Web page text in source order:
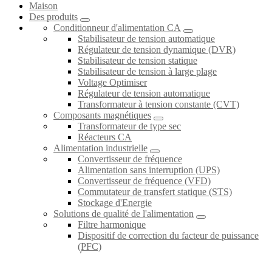
Maison
Des produits
Conditionneur d'alimentation CA
Stabilisateur de tension automatique
Régulateur de tension dynamique (DVR)
Stabilisateur de tension statique
Stabilisateur de tension à large plage
Voltage Optimiser
Régulateur de tension automatique
Transformateur à tension constante (CVT)
Composants magnétiques
Transformateur de type sec
Réacteurs CA
Alimentation industrielle
Convertisseur de fréquence
Alimentation sans interruption (UPS)
Convertisseur de fréquence (VFD)
Commutateur de transfert statique (STS)
Stockage d'Energie
Solutions de qualité de l'alimentation
Filtre harmonique
Dispositif de correction du facteur de puissance
(PFC)